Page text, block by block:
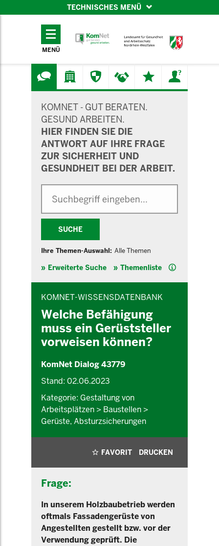
TECHNISCHES MENÜ
TECHNISCHES
MENÜ
KOMNET - GUT BERATEN.
GESUND ARBEITEN.
HIER FINDEN SIE DIE
ANTWORT AUF IHRE FRAGE
ZUR SICHERHEIT UND
GESUNDHEIT BEI DER ARBEIT.
SUCHE
Ihre Themen-Auswahl: Alle Themen
Erweiterte Suche Themenliste Hilfe
KOMNET-WISSENSDATENBANK
Welche Befähigung
muss ein Gerüststeller
vorweisen können?
KomNet Dialog 43779
Stand: 02.06.2023
Kategorie: Gestaltung von
Arbeitsplätzen > Baustellen >
Gerüste, Absturzsicherungen
FAVORIT DRUCKEN
Frage:
In unserem Holzbaubetrieb werden
oftmals Fassadengerüste von
Angestellten gestellt bzw. vor der
Verwendung geprüft. Die